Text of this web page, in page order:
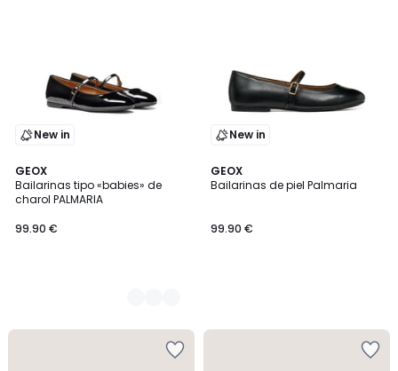
New in
GEOX
Bailarinas tipo «babies» de
charol PALMARIA
99.90 €
2
Colores
New in
GEOX
Bailarinas de piel Palmaria
99.90 €